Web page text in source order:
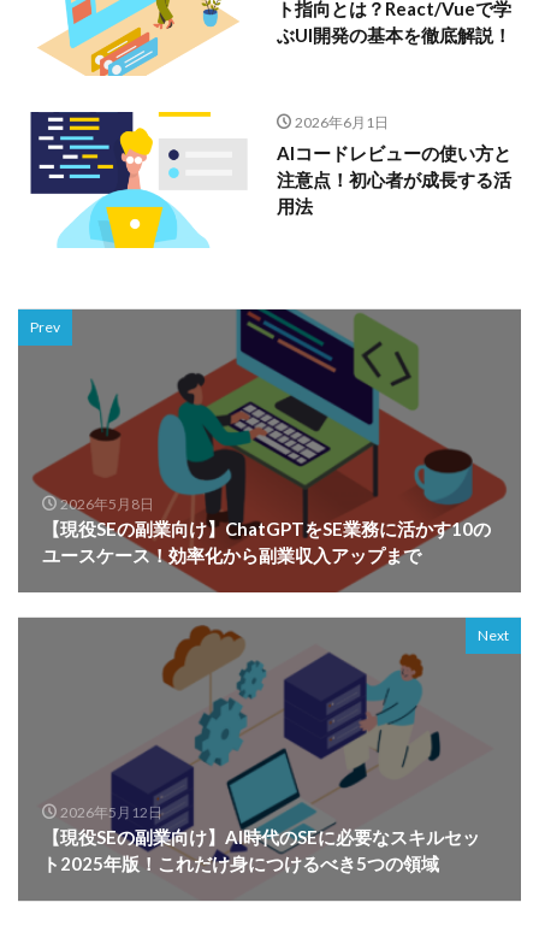
ト指向とは？React/Vueで学
ぶUI開発の基本を徹底解説！
2026年6月1日
AIコードレビューの使い方と
注意点！初心者が成長する活
用法
Prev
2026年5月8日
【現役SEの副業向け】ChatGPTをSE業務に活かす10の
ユースケース！効率化から副業収入アップまで
Next
2026年5月12日
【現役SEの副業向け】AI時代のSEに必要なスキルセッ
ト2025年版！これだけ身につけるべき5つの領域